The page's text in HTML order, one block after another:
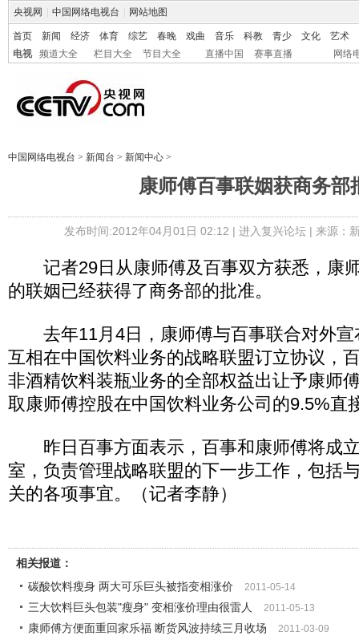
央视网 中国网络电视台 网站地图
首页 新闻 经济 体育 综艺 春晚 戏曲 音乐 科教 青少 文化
艺术
电视
频道大全 栏目大全 节目大全 直播中国 赛事直播 网络
中国网络电视台 > 新闻台 > 新闻中心 >
康师傅百事联姻获商务部
发布时间:2012年04月01日 02:12 | 进入复兴论坛| 来源
记者29日从康师傅及百事双方获悉，康
的联姻已经获得了商务部的批准。
去年11月4日，康师傅与百事联合对外宣
互相在中国饮料业务的战略联盟订立协议，
非酒精饮料装瓶业务的全部权益出让予康师
取康师傅控股在中国饮料业务公司的9.5%直
昨日百事方面表示，百事和康师傅将成
室，负责管理战略联盟的下一步工作，包括
关的各项事宜。（记者李静）
相关报道：
碳酸饮料瘦身 两大可乐巨头被指变相涨价
2011-05-14
三大饮料巨头包装"瘦身" 变相涨价理由很雷人 2011-05-13
康师傅方便面重回家乐福 断货风波持续三月收场 2011-03-09